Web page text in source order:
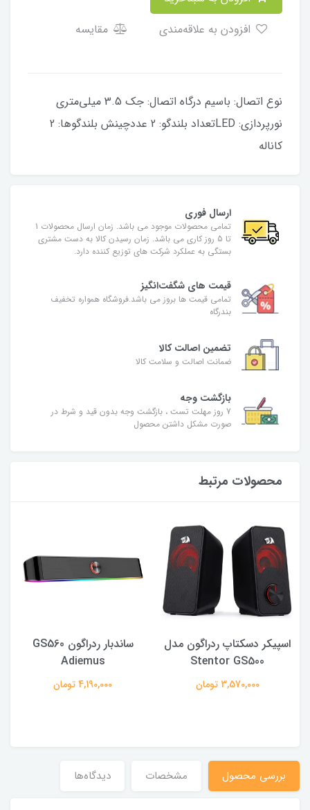
مقایسه
نوع اتصال: باسیم درگاه اتصال: جک 3.5 میلی‌متری
نورپردازی: LEDتعداد بلندگو: 2 عددچینش بلندگوها: 2
کاناله
ارسال فوری
تمامی محصولات موجود می باشد. زمان ارسال محصولات 1
تا 5 روز کاری می باشد. زمان رسیدن کالا به دست مشتری
بستگی به عملکرد شرکت های توزیع کننده دارد.
قیمت های شگفت‌انگیز
تمامی قیمت ها بروز می باشد.فروشگاه همواره تخفیف
بندرگاه
تضمین اصالت کالا
ضمانت اصالت و سلامت کالا
بازگشت وجه
7 روز مهلت تست ، بازگشت وجه بدون قید و شرط در
صورت مشکل داشتن محصول
محصولات مرتبط
اسپیکر دسکتاپ ردراگون مدل
Stentor GS500
3,570,000 تومان
ساندبار ردراگون GS560
Adiemus
4,190,000 تومان
بررسی محصول مشخصات دیدگاه‌ها